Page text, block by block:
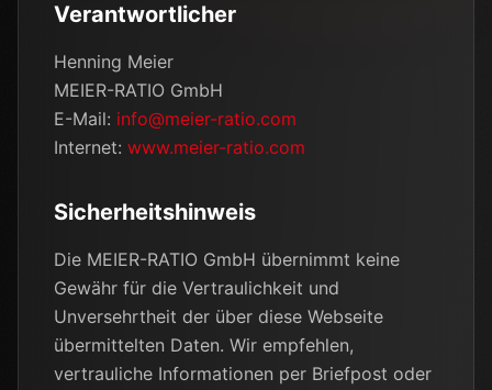
Verantwortlicher
Henning Meier
MEIER-RATIO GmbH
E-Mail: info@meier-ratio.com
Internet: www.meier-ratio.com
Sicherheitshinweis
Die MEIER-RATIO GmbH übernimmt keine
Gewähr für die Vertraulichkeit und
Unversehrtheit der über diese Webseite
übermittelten Daten. Wir empfehlen,
vertrauliche Informationen per Briefpost oder